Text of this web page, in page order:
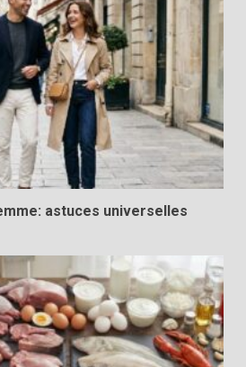
astuces universelles